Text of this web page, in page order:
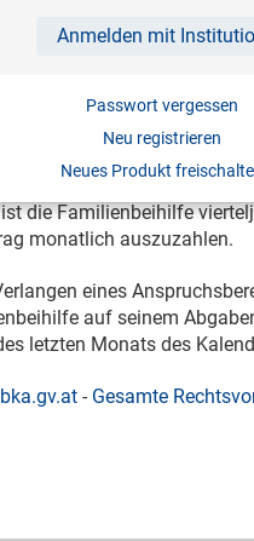
Anmelden mit
Passwort vergessen
Neu registrieren
Neues Produktdie nach
dem Finanzamt zur
die Familienbeihilfe
monatlich auszuzahlen.
eines
auf seinem
letzten Monats des
- Gesamte